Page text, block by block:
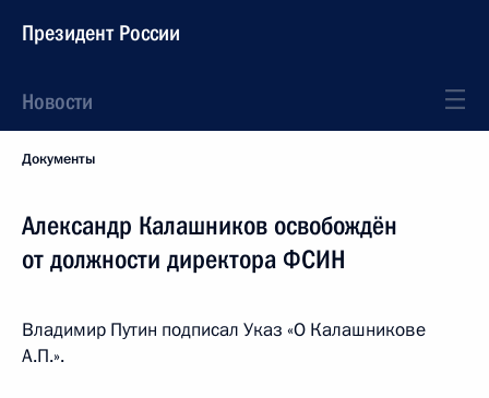
Президент России
Новости
Документы
Александр Калашников освобождён
от должности директора ФСИН
Владимир Путин подписал Указ «О Калашникове
А.П.».